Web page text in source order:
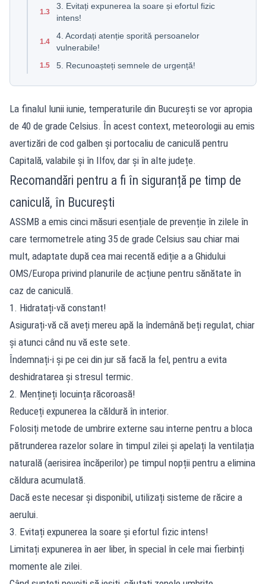
1.3
3. Evitați expunerea la soare și efortul fizic
intens!
1.4
4. Acordați atenție sporită persoanelor
vulnerabile!
1.5 5. Recunoașteți semnele de urgență!
La finalul lunii iunie, temperaturile din București se vor apropia
de 40 de grade Celsius. În acest context, meteorologii au emis
avertizări de cod galben și portocaliu de caniculă pentru
Capitală, valabile și în Ilfov, dar și în alte județe.
Recomandări pentru a fi în siguranță pe timp de
caniculă, în București
ASSMB a emis cinci măsuri esențiale de prevenție în zilele în
care termometrele ating 35 de grade Celsius sau chiar mai
mult, adaptate după cea mai recentă ediție a a Ghidului
OMS/Europa privind planurile de acțiune pentru sănătate în
caz de caniculă.
1. Hidratați-vă constant!
Asigurați-vă că aveți mereu apă la îndemână beți regulat, chiar
și atunci când nu vă este sete.
Îndemnați-i și pe cei din jur să facă la fel, pentru a evita
deshidratarea și stresul termic.
2. Mențineți locuința răcoroasă!
Reduceți expunerea la căldură în interior.
Folosiți metode de umbrire externe sau interne pentru a bloca
pătrunderea razelor solare în timpul zilei și apelați la ventilația
naturală (aerisirea încăperilor) pe timpul nopții pentru a elimina
căldura acumulată.
Dacă este necesar și disponibil, utilizați sisteme de răcire a
aerului.
3. Evitați expunerea la soare și efortul fizic intens!
Limitați expunerea în aer liber, în special în cele mai fierbinți
momente ale zilei.